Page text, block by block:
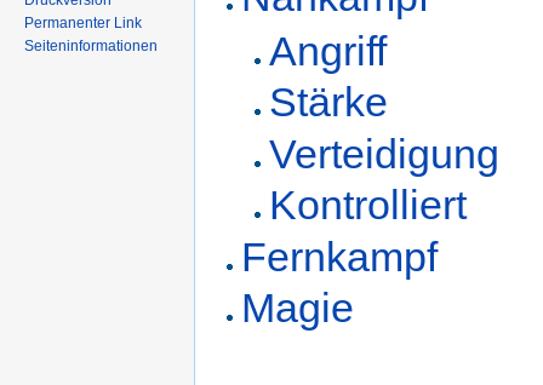
Angriff
Stärke
Verteidigung
Kontrolliert
Fernkampf
Magie
Permanenter Link
Seiteninformationen